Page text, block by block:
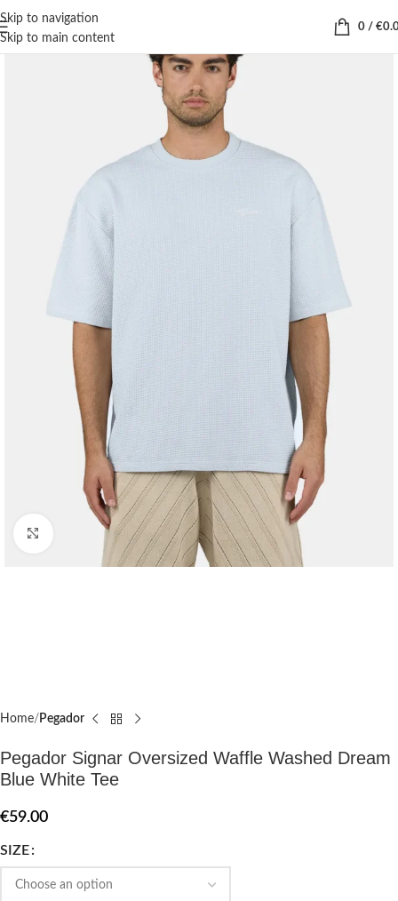
Skip to navigation
Skip to main content
0 / €
Click to enlarge
Home Pegador​
Pegador Signar Oversized Waffle Washed Dream
Blue White Tee
€59.00
SIZE